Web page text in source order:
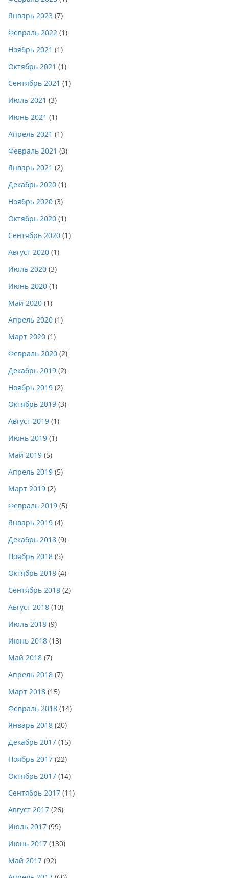
Январь 2023 (7)
Февраль 2022 (1)
Ноябрь 2021 (1)
Октябрь 2021 (1)
Сентябрь 2021 (1)
Июль 2021 (3)
Июнь 2021 (1)
Апрель 2021 (1)
Февраль 2021 (3)
Январь 2021 (2)
Декабрь 2020 (1)
Ноябрь 2020 (3)
Октябрь 2020 (1)
Сентябрь 2020 (1)
Август 2020 (1)
Июль 2020 (3)
Июнь 2020 (1)
Май 2020 (1)
Апрель 2020 (1)
Март 2020 (1)
Февраль 2020 (2)
Декабрь 2019 (2)
Ноябрь 2019 (2)
Октябрь 2019 (3)
Август 2019 (1)
Июнь 2019 (1)
Май 2019 (5)
Апрель 2019 (5)
Март 2019 (2)
Февраль 2019 (5)
Январь 2019 (4)
Декабрь 2018 (9)
Ноябрь 2018 (5)
Октябрь 2018 (4)
Сентябрь 2018 (2)
Август 2018 (10)
Июль 2018 (9)
Июнь 2018 (13)
Май 2018 (7)
Апрель 2018 (7)
Март 2018 (15)
Февраль 2018 (14)
Январь 2018 (20)
Декабрь 2017 (15)
Ноябрь 2017 (22)
Октябрь 2017 (14)
Сентябрь 2017 (11)
Август 2017 (26)
Июль 2017 (99)
Июнь 2017 (130)
Май 2017 (92)